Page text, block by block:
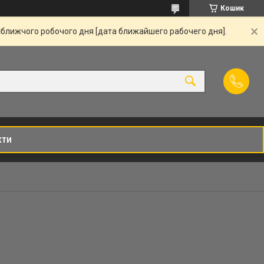
Кошик
робочого дня [дата ближайшего рабочего дня].